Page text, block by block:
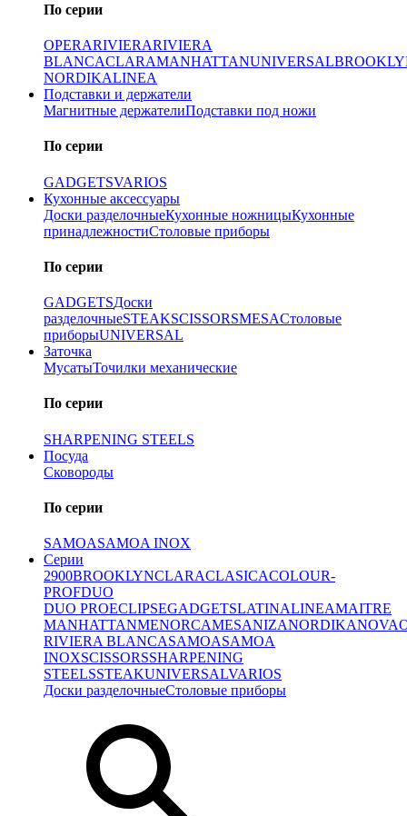
По серии
OPERARIVIERARIVIERA
BLANCACLARAMANHATTANUNIVERSAL
NORDIKALINEA
Подставки и держатели
Магнитные держателиПодставки под ножи
По серии
GADGETSVARIOS
Кухонные аксессуары
Доски разделочныеКухонные ножницыКухонные
принадлежностиСтоловые приборы
По серии
GADGETSДоски
разделочныеSTEAKSCISSORSMESAСтоловые
приборыUNIVERSAL
Заточка
МусатыТочилки механические
По серии
SHARPENING STEELS
Посуда
Сковороды
По серии
SAMOASAMOA INOX
Серии
2900BROOKLYNCLARACLASICACOLOUR-
PROFDUO
DUO PROECLIPSEGADGETSLATINALINEAMAITRE
MANHATTANMENORCAMESANIZANORDIKANOVA
RIVIERA BLANCASAMOASAMOA
INOXSCISSORSSHARPENING
STEELSSTEAKUNIVERSALVARIOS
Доски разделочныеСтоловые приборы